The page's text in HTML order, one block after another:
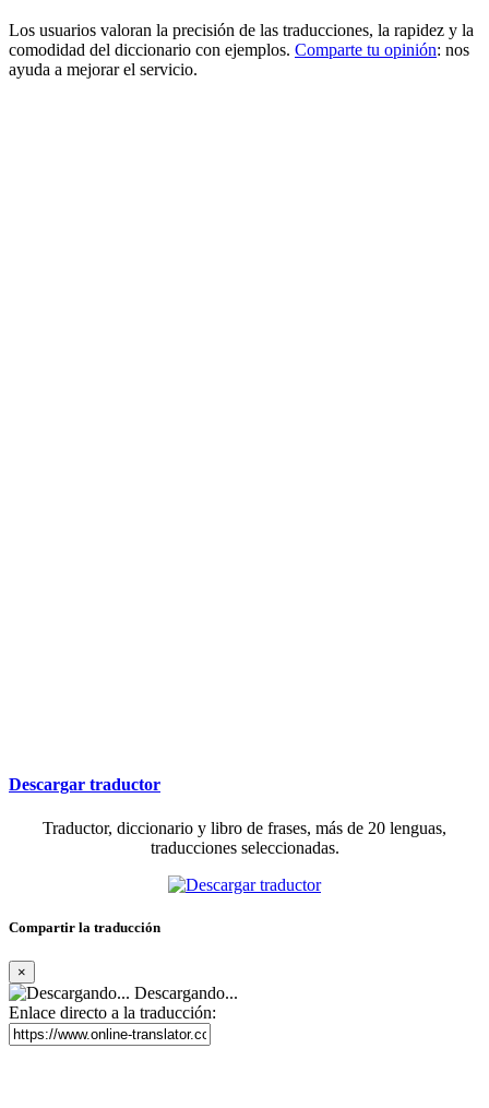
Los usuarios valoran la precisión de las traducciones, la rapidez y la
comodidad del diccionario con ejemplos. Comparte tu opinión: nos
ayuda a mejorar el servicio.
Descargar traductor
Traductor, diccionario y libro de frases, más de 20 lenguas,
traducciones seleccionadas.
Compartir la traducción
×
Descargando...
Enlace directo a la traducción: